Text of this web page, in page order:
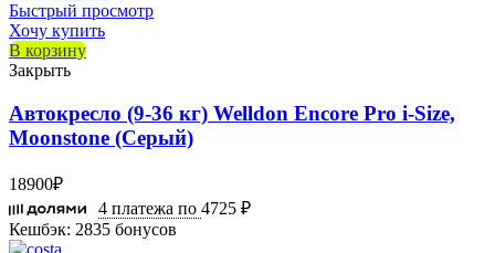
Быстрый просмотр
Хочу купить
В корзину
Закрыть
Автокресло (9-36 кг) Welldon Encore Pro i-Size,
Moonstone (Серый)
18900₽
4 платежа по 4725 ₽
Кешбэк: 2835 бонусов